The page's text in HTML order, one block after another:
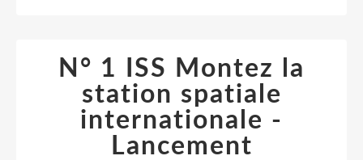
N° 1 ISS Montez la
station spatiale
internationale -
Lancement